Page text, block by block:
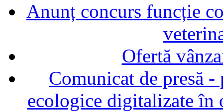
Anunț concurs funcție
Ofertă
Comunicat de presă
ecologice digitalizate în